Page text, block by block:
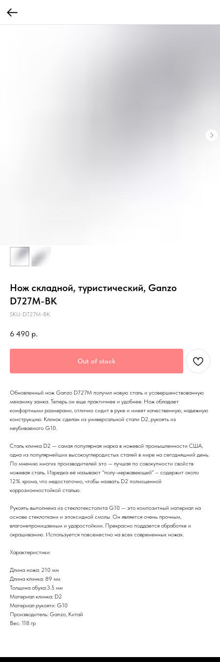
Нож складной, туристический, Ganzo
D727M-BK
SKU: D727M-BK
6 490 р.
Out of stock
Обновленный нож Ganzo D727M получил новую сталь и усовершенствованную
механику замка. Теперь он еще практичнее и удобнее. Нож обладает
комфортными размерами, отлично сидит в руке и имеет качественную, надежную
конструкцию. Клинок сделан из универсальной стали D2, рукоять из
неубиваемого G10.
Cталь клинка D2 — самая популярная марка в ножевой промышленности США,
одна из популярнейших высокоуглеродистых сталей в мире на сегодняшний день.
По мнению многих производителей это — лучшая по совокупности свойств
ножевая сталь. Изредка её называют "полу-нержавеющей" – содержит около
12% хрома, что недостаточно, чтобы назвать D2 полноценной
коррозионностойкой сталью.
Рукоять выполнена из стеклотекстолита G10 — это композитный материал на
основе стеклоткани и эпоксидной смолы. Он является очень прочным,
влагонепроницаемым и ударостойким. Прекрасно поддается обработке и
окрашиванию. Используется повсеместно на всех современных ножах.
Характеристики:
Длина ножа: 210 мм
Длина клинка: 89 мм
Толщина обуха:3.5 мм
Материал клинка: D2
Материал рукояти: G10
Производитель: Ganzo, Китай
Вес: 118 гр